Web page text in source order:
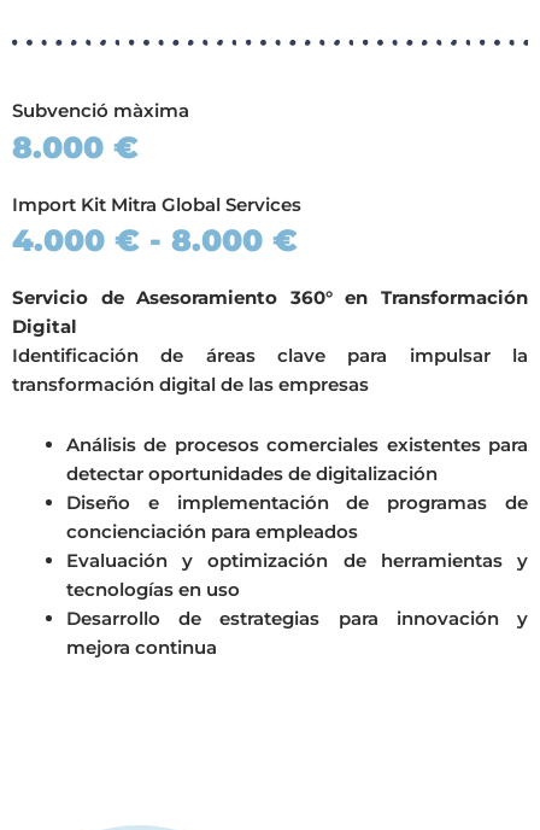
Subvenció màxima
8.000 €
Import Kit Mitra Global Services
4.000 € - 8.000 €
Servicio de Asesoramiento 360° en Transformación
Digital
Identificación de áreas clave para impulsar la
transformación digital de las empresas
Análisis de procesos comerciales existentes para
detectar oportunidades de digitalización
Diseño e implementación de programas de
concienciación para empleados
Evaluación y optimización de herramientas y
tecnologías en uso
Desarrollo de estrategias para innovación y
mejora continua